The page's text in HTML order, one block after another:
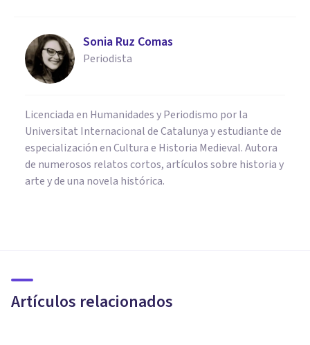
Sonia Ruz Comas
Periodista
Licenciada en Humanidades y Periodismo por la
Universitat Internacional de Catalunya y estudiante de
especialización en Cultura e Historia Medieval. Autora
de numerosos relatos cortos, artículos sobre historia y
arte y de una novela histórica.
Artículos relacionados
Sociales (explicadas)